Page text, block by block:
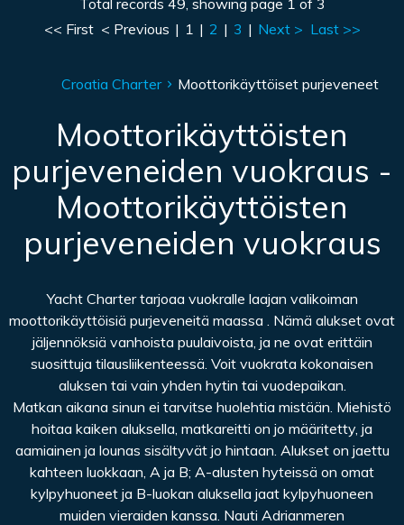
Total records 49, showing page 1 of 3
<< First < Previous | 1 | 2 | 3 | Next > Last >>
Croatia Charter Moottorikäyttöiset purjeveneet
Moottorikäyttöisten
purjeveneiden vuokraus -
Moottorikäyttöisten
purjeveneiden vuokraus
Yacht Charter tarjoaa vuokralle laajan valikoiman
moottorikäyttöisiä purjeveneitä maassa . Nämä alukset ovat
jäljennöksiä vanhoista puulaivoista, ja ne ovat erittäin
suosittuja tilausliikenteessä. Voit vuokrata kokonaisen
aluksen tai vain yhden hytin tai vuodepaikan.
Matkan aikana sinun ei tarvitse huolehtia mistään. Miehistö
hoitaa kaiken aluksella, matkareitti on jo määritetty, ja
aamiainen ja lounas sisältyvät jo hintaan. Alukset on jaettu
kahteen luokkaan, A ja B; A-alusten hyteissä on omat
kylpyhuoneet ja B-luokan aluksella jaat kylpyhuoneen
muiden vieraiden kanssa. Nauti Adrianmeren